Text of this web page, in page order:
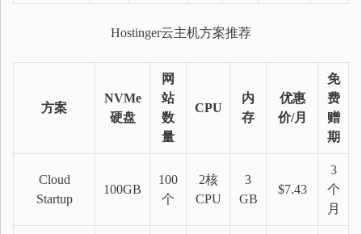
Hostinger云主机方案推荐
方案
NVMe
硬盘
网
站
数
量
CPU
内
存
优惠
价/月
免
费
赠
期
Cloud
Startup
100GB
100
个
2核
CPU
3
GB
$7.43
3
个
月